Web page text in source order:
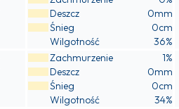
Deszcz
0mm
Śnieg
0cm
Wilgotność
36%
Zachmurzenie
1%
Deszcz
0mm
Śnieg
0cm
Wilgotność
34%